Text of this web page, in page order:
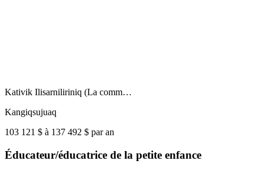
Kativik Ilisarniliriniq (La comm…
Kangiqsujuaq
103 121 $ à 137 492 $ par an
Éducateur/éducatrice de la petite enfance